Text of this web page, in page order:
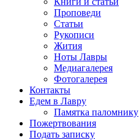
Проповеди
Статьи
Рукописи
Жития
Ноты Лавры
Медиагалерея
Фотогалерея
Контакты
Едем в Лавру
Памятка паломнику
Пожертвования
Подать записку